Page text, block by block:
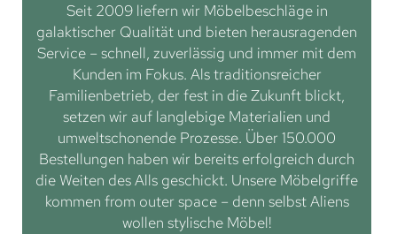
Seit 2009 liefern wir Möbelbeschläge in
galaktischer Qualität und bieten herausragenden
Service – schnell, zuverlässig und immer mit dem
Kunden im Fokus. Als traditionsreicher
Familienbetrieb, der fest in die Zukunft blickt,
setzen wir auf langlebige Materialien und
umweltschonende Prozesse. Über 150.000
Bestellungen haben wir bereits erfolgreich durch
die Weiten des Alls geschickt. Unsere Möbelgriffe
kommen from outer space – denn selbst Aliens
wollen stylische Möbel!